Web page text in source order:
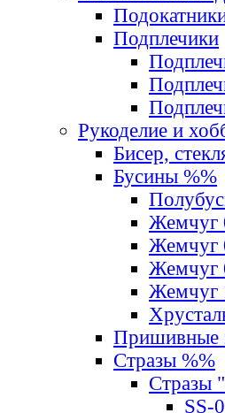
Подплечики
Рукоделие и
Бисер,
Бусины %%
Жемчуг
Жемчуг
Жемчуг
Жемчуг
Пришивные
Стразы %%
Стразы
SS-